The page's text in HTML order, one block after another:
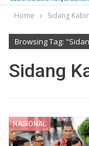
Home Sidang
Browsing Tag:
Sidang
NASIONAL